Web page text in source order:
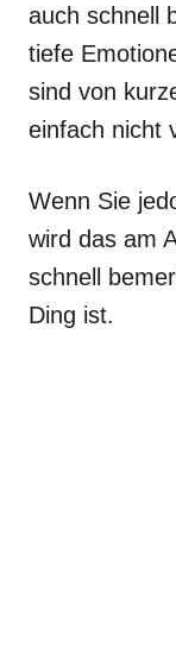
auch schnell
tiefe
sind von
einfach nicht
Wenn Sie
wird das am
schnell
Ding ist.